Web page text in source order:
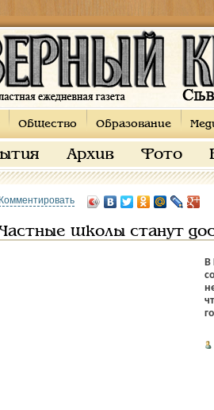
Общество Образование
Архив Фото
Комментировать
школы станут
В